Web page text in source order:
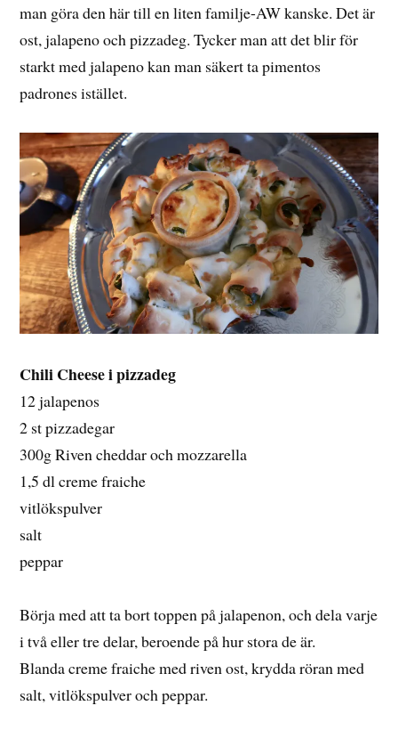
man göra den här till en liten familje-AW kanske. Det är
ost, jalapeno och pizzadeg. Tycker man att det blir för
starkt med jalapeno kan man säkert ta pimentos
padrones istället.
Chili Cheese i pizzadeg
12 jalapenos
2 st pizzadegar
300g Riven cheddar och mozzarella
1,5 dl creme fraiche
vitlökspulver
salt
peppar
Börja med att ta bort toppen på jalapenon, och dela varje
i två eller tre delar, beroende på hur stora de är.
Blanda creme fraiche med riven ost, krydda röran med
salt, vitlökspulver och peppar.